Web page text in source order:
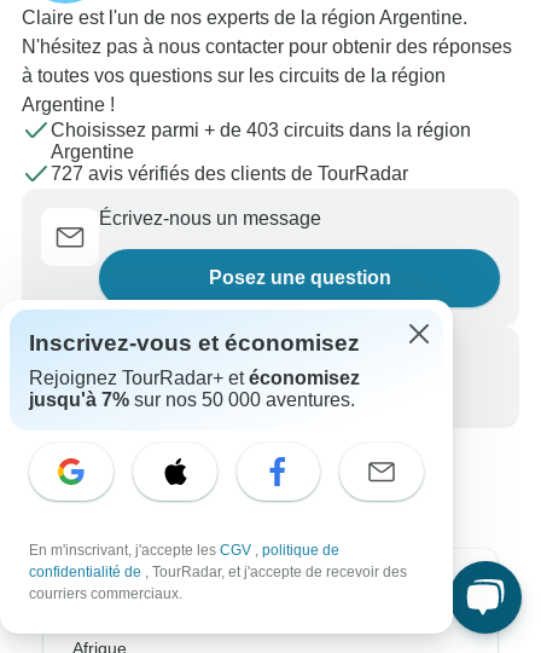
Claire est l'un de nos experts de la région Argentine.
N'hésitez pas à nous contacter pour obtenir des réponses
à toutes vos questions sur les circuits de la région
Argentine !
Choisissez parmi + de 403 circuits dans la région
Argentine
727 avis vérifiés des clients de TourRadar
Écrivez-nous un message
Posez une question
Appelez-nous
+33 756 796 887
Destinations les plus populaires
Afrique
Inscrivez-vous et économisez
Rejoignez TourRadar+ etéconomisez
jusqu'à 7% sur nos 50 000 aventures.
En m'inscrivant, j'accepte les CGV , politique de
confidentialité de , TourRadar, et j'accepte de recevoir des
courriers commerciaux.